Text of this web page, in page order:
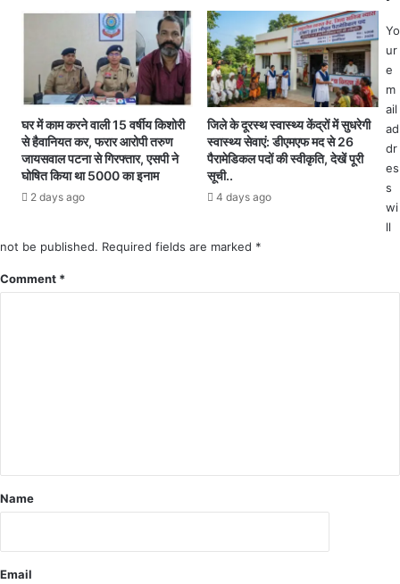
का
कि
लो
मी
रा
र
चा
या
मा
र
ने
नी
ब
ढ़
से
फं
घर में काम करने वाली 15 वर्षीय किशोरी
से हैवानियत कर, फरार आरोपी तरुण
जायसवाल पटना से गिरफ्तार, एसपी ने
घोषित किया था 5000 का इनाम
2 days ago
जिले के दूरस्थ स्वास्थ्य केंद्रों में सुधरेगी
स्वास्थ्य सेवाएं: डीएमएफ मद से 26
पैरामेडिकल पदों की स्वीकृति, देखें पूरी
सूची..
4 days ago
Yo
ur
e
m
ail
ad
dr
es
s
wi
ll
not be published. Required fields are marked *
Comment *
Name
Email